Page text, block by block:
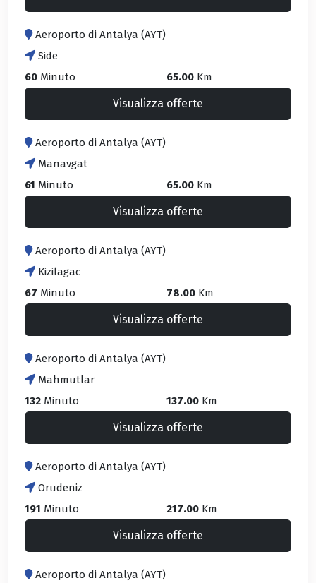
Aeroporto di Antalya (AYT)
Side
60 Minuto 65.00 Km
Visualizza offerte
Aeroporto di Antalya (AYT)
Manavgat
61 Minuto 65.00 Km
Visualizza offerte
Aeroporto di Antalya (AYT)
Kizilagac
67 Minuto 78.00 Km
Visualizza offerte
Aeroporto di Antalya (AYT)
Mahmutlar
132 Minuto 137.00 Km
Visualizza offerte
Aeroporto di Antalya (AYT)
Orudeniz
191 Minuto 217.00 Km
Visualizza offerte
Aeroporto di Antalya (AYT)